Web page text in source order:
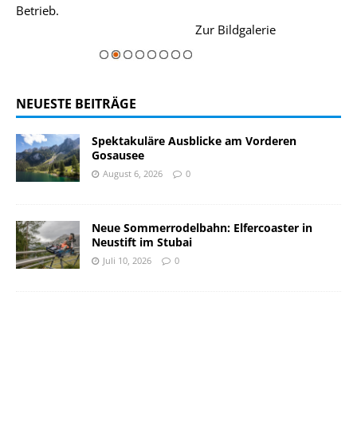
Betrieb.
Zur Bildgalerie
NEUESTE BEITRÄGE
Spektakuläre Ausblicke am Vorderen
Gosausee
August 6, 2026 0
Neue Sommerrodelbahn: Elfercoaster in
Neustift im Stubai
Juli 10, 2026 0